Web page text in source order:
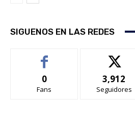
SIGUENOS EN LAS REDES
0
Fans
3,912
Seguidores